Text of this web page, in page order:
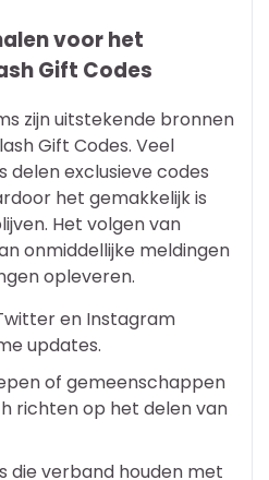
voor het
Gift Codes
zijn uitstekende bronnen
Gift Codes. Veel
delen exclusieve codes
het gemakkelijk is
Het volgen van
onmiddellijke meldingen
opleveren.
en Instagram
updates.
of gemeenschappen
richten op het delen van
die verband houden met